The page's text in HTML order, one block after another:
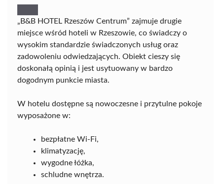
„B&B HOTEL Rzeszów Centrum” zajmuje drugie
miejsce wśród hoteli w Rzeszowie, co świadczy o
wysokim standardzie świadczonych usług oraz
zadowoleniu odwiedzających. Obiekt cieszy się
doskonałą opinią i jest usytuowany w bardzo
dogodnym punkcie miasta.
W hotelu dostępne są nowoczesne i przytulne pokoje
wyposażone w:
bezpłatne Wi-Fi,
klimatyzację,
wygodne łóżka,
schludne wnętrza.